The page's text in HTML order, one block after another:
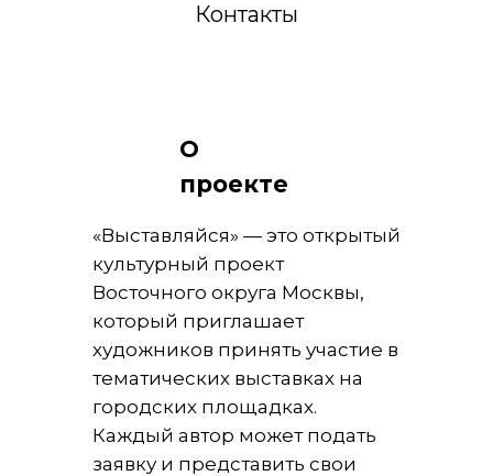
Контакты
«Выставляйся» — это открытый
культурный проект
Восточного округа Москвы,
который приглашает
художников принять участие в
тематических выставках на
городских площадках.
Каждый автор может подать
заявку и представить свои
О
проекте